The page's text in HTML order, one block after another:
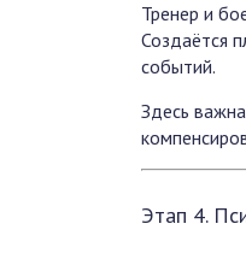
Тренер и
Создаётся
событий.
Здесь
Этап 4.